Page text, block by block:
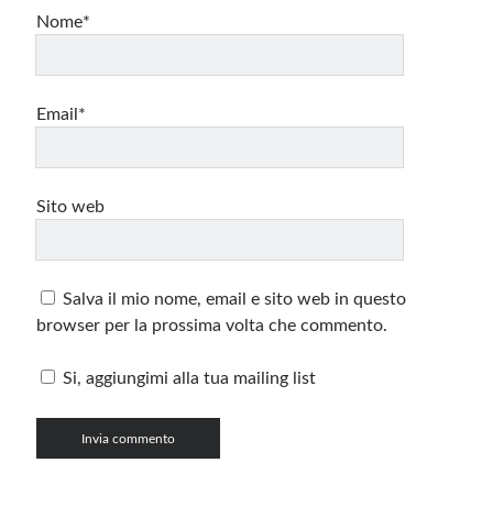
Nome*
Email*
Sito web
Salva il mio nome, email e sito web in questo
browser per la prossima volta che commento.
Si, aggiungimi alla tua mailing list